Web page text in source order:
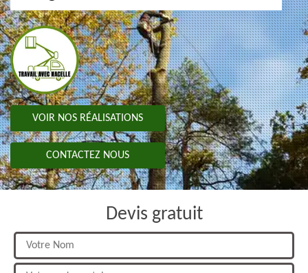
VOIR NOS RÉALISATIONS
CONTACTEZ NOUS
Devis gratuit